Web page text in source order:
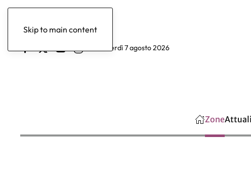
Skip to main content
venerdì 7 agosto 2026
Zone